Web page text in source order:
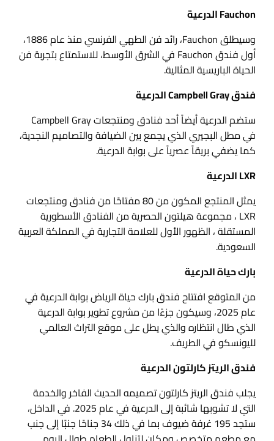
Fauchon الدرعية
وسيطلق Fauchon، رائد فن الطهي الفرنسي منذ عام 1886،
أول فندق Fauchon في الشرق الأوسط، للاستمتاع بتجربة فن
الحياة الباريسية المثالية.
فندق Campbell Gray الدرعية
ستضم الدرعية أيضاً أحد فنادق ومنتجعات Campbell Gray
في مطل البجيري الذي يجمع بين الضيافة والتصاميم النجدية،
كما يضفي بريقاً عصرياً على بوابة الدرعية.
LXR الدرعية
يمثل المنتجع المكون من 80 مفتاحًا من فنادق ومنتجعات
LXR ، مجموعة هيلتون الحصرية من الفنادق الأسطورية
المستقلة ، الظهور الأول للعلامة التجارية في المملكة العربية
السعودية.
بارك حياة الدرعية
من المتوقع افتتاح فندق بارك حياة الرياض بوابة الدرعية في
عام 2025، وسيكون جزءًا من مشروع تطوير بوابة الدرعية
الذي طال انتظاره والذي يطل على موقع التراث العالمي
لليونسكو في الطريف.
فندق الريتز كارلتون الدرعية
يجلب فندق الريتز كارلتون تصميمه الحديث الفاخر والخدمة
التي لا تشوبها شائبة إلى الدرعية في عام 2025. في الداخل،
ستجد 195 غرفة ضيوف بما في ذلك 34 جناحًا جنبًا إلى جنب